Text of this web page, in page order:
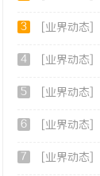
3 [业界动态]
4 [业界动态]
5 [业界动态]
6 [业界动态]
7 [业界动态]